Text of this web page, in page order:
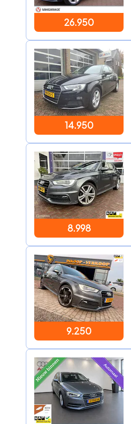
26.950
14.950
8.998
9.250